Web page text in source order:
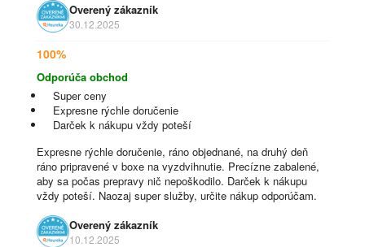
Overený zákazník
30.12.2025
100%
Odporúča obchod
Super ceny
Expresne rýchle doručenie
Darček k nákupu vždy poteší
Expresne rýchle doručenie, ráno objednané, na druhý deň
ráno pripravené v boxe na vyzdvihnutie. Precízne zabalené,
aby sa počas prepravy nič nepoškodilo. Darček k nákupu
vždy poteší. Naozaj super služby, určite nákup odporúčam.
Overený zákazník
10.12.2025